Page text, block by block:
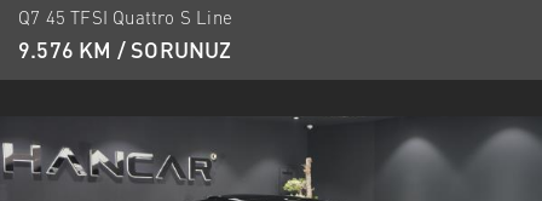
Q7 45 TFSI Quattro S Line
9.576 KM / SORUNUZ